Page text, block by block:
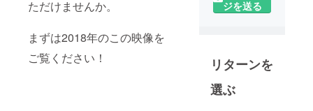
ただけませんか。
まずは2018年のこの映像を
ご覧ください！
ルを灯すこ
ス頃になる
ます。
ジを送る
リターンを
選ぶ